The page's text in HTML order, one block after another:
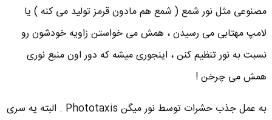
مصنوعی مثل نور شمع ( شمع هم مادون قرمز تولید می کنه ) یا
لامپ مهتابی می رسیدن ، همش می خواستن زاویه خودشون رو
نسبت به نور تنظیم کنن ، اینجوری میشه که دور اون منبع نوری
همش می چرخن !
به عمل جذب حشرات توسط نور میگن Phototaxis . البته یه سری